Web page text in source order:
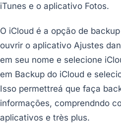
iTunes e o aplicativo Fotos.
O iCloud é a opção de
ouvrir o aplicativo Ajustes
em seu nome e selecione
em Backup do iCloud e
Isso permettreá que faça
informações, comprendndo
aplicativos e très plus.